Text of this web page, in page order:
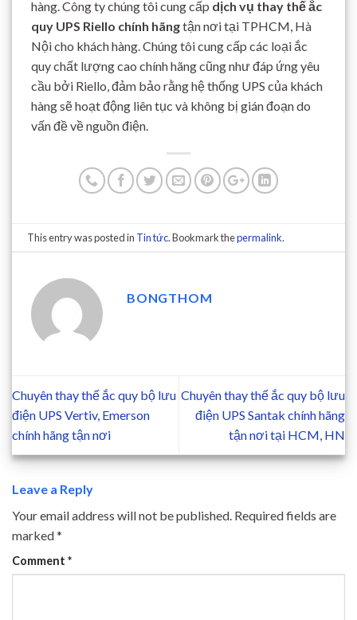
hàng. Công ty chúng tôi cung cấp dịch vụ thay thế ắc
quy UPS Riello chính hãngtận nơi tại TPHCM, Hà
Nội cho khách hàng. Chúng tôi cung cấp các loại ắc
quy chất lượng cao chính hãng cũng như đáp ứng yêu
cầu bởi Riello, đảm bảo rằng hệ thống UPS của khách
hàng sẽ hoạt động liên tục và không bị gián đoạn do
vấn đề về nguồn điện.
This entry was posted in Tin tức. Bookmark thepermalink.
BONGTHOM
Chuyên thay thế ắc quy bộ lưu
điện UPS Vertiv, Emerson
chính hãng tận nơi
Chuyên thay thế ắc quy bộ lưu
điện UPS Santak chính hãng
tận nơi tại HCM, HN
Leave a Reply
Your email address will not be published. Required fields are
marked*
Comment *